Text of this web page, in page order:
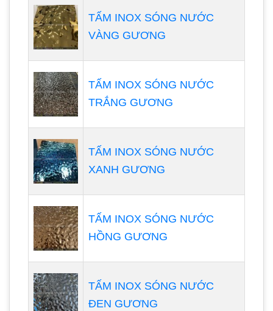
TẤM INOX SÓNG NƯỚC
VÀNG GƯƠNG
TẤM INOX SÓNG NƯỚC
TRẮNG GƯƠNG
TẤM INOX SÓNG NƯỚC
XANH GƯƠNG
TẤM INOX SÓNG NƯỚC
HỒNG GƯƠNG
TẤM INOX SÓNG NƯỚC
ĐEN GƯƠNG